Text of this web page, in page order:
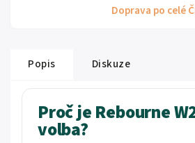
Doprava po celé
Popis Diskuze
Proč je Rebourne
volba?